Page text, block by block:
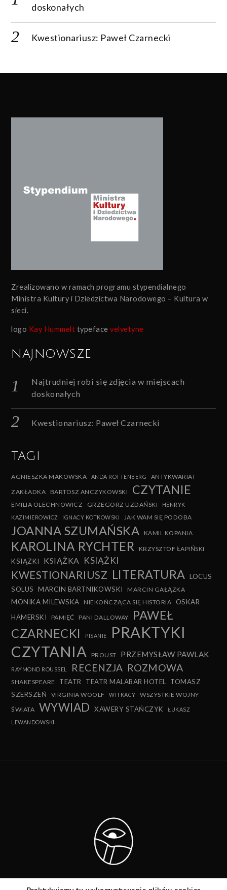
doskonałych
Kwestionariusz: Paweł Czarnecki
Zrealizowano w ramach programu stypendialnego
Ministra Kultury i Dziedzictwa Narodowego – Kultura w
sieci.
logo Kay Hummelt typefacevelvetyne
NAJNOWSZE
Najtrudniej robi się zdjęcia w miejscach
doskonałych
Kwestionariusz: Paweł Czarnecki
TAGI
AGNIESZKA MAKOWSKA ANDA ROTTENBERG
ANTYKWARIAT
ZAKŁADKA
BARTOSZ ANCZYKOWSKI CZYTANIE
EMILIA OLECHNOWICZ GRZEGORZ UZDAŃSKI
HENRYK
KAZIMIEROWICZ
IGNACY KOTKOWSKI JAK WAM SIĘ PODOBA
JOANNA SZUMAŃSKA KAMIL KOPANIA
KAROLINA RYCHTER KRZYSZTOF ŁAPIŃSKI
KSIĄZKI KSIĄŻKA KSIĄŻKI
KWESTIONARIUSZ LITERATURA LOCUS
SOLUS
MARCIN BARTNIKOWSKI MARCIN GAŁĄZKA
MONIKA MILEWSKA NIEKOŃCZĄCA SIĘ HISTORIA OSKAR
HAMERSKI
PAMIĘĆ PANI DALLOWAY
PAWEŁ
CZARNECKI
PISANIE
PRAKTYKI
CZYTANIA
PROUST PRZEMYSŁAW PAWLAK
RAYMOND ROUSSEL RECENZJA ROZMOWA
SHAKESPEARE TEATR TEATR MALABAR HOTEL
TOMASZ
SZERSZEŃ
VIRGINIA WOOLF WITKACY
WSZYSTKIE WOJNY
ŚWIATA WYWIAD XAWERY STAŃCZYK
ŁUKASZ
LEWANDOWSKI